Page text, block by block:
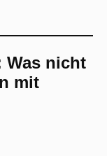
Was nicht
mit